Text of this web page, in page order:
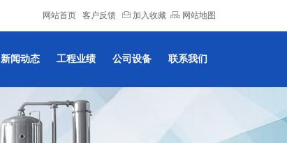
网站首页 客户反馈 加入收藏 网站地图
新闻动态 工程业绩 公司设备 联系我们